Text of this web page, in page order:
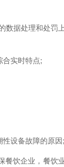
据处理和处罚上
实时特点;
设备故障的原因;
饮企业，餐饮